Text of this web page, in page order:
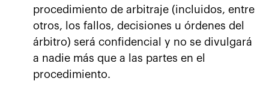
procedimiento de arbitraje (incluidos, entre
otros, los fallos, decisiones u órdenes del
árbitro) será confidencial y no se divulgará
a nadie más que a las partes en el
procedimiento.